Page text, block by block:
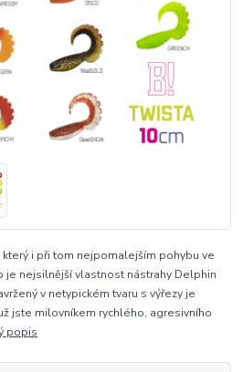
i při tom nejpomalejším pohybu ve
je nejsilnější vlastnost nástrahy Delphin
v netypickém tvaru s výřezy je
jste milovníkem rychlého, agresivního
popis